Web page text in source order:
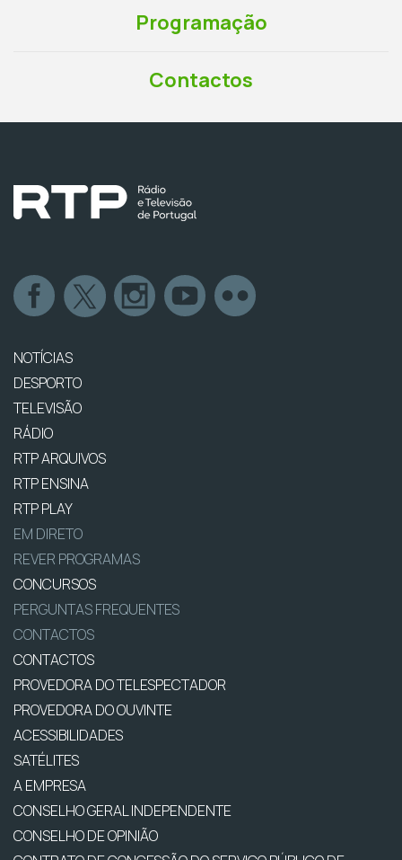
Programação
Contactos
NOTÍCIAS
DESPORTO
TELEVISÃO
RÁDIO
RTP ARQUIVOS
RTP ENSINA
RTP PLAY
EM DIRETO
REVER PROGRAMAS
CONCURSOS
PERGUNTAS FREQUENTES
CONTACTOS
CONTACTOS
PROVEDORA DO TELESPECTADOR
PROVEDORA DO OUVINTE
ACESSIBILIDADES
SATÉLITES
A EMPRESA
CONSELHO GERAL INDEPENDENTE
CONSELHO DE OPINIÃO